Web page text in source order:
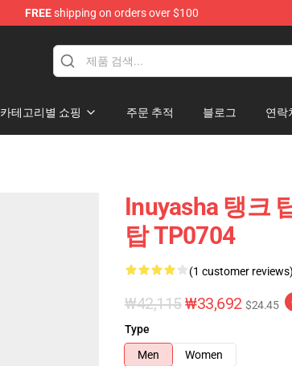
FREEshipping on orders over $100
카테고리별 쇼핑 주문 추적 블로그 연락
Inuyasha 탱크
탑 TP0704
(1 customer reviews)
₩42,115₩33,692 $24.45
Type
Men
Women